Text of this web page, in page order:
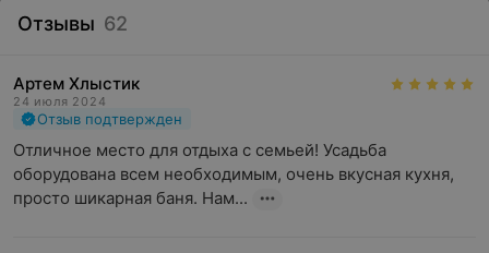
Отзывы 62
Артем Хлыстик
24 июля 2024
Отзыв подтвержден
Отличное место для отдыха с семьей! Усадьба
оборудована всем необходимым, очень вкусная кухня,
просто шикарная баня. Нам...